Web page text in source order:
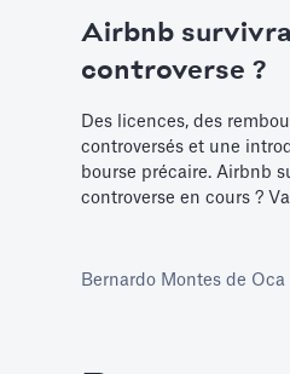
Airbnb
controverse ?
Des licences, des
controversés et une
bourse précaire. Airbnb
controverse en cours ?
Bernardo Montes de Oca